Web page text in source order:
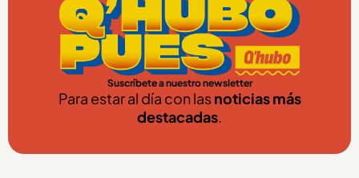
Suscríbete a nuestro newsletter
Para estar al día con lasnoticias más
destacadas.